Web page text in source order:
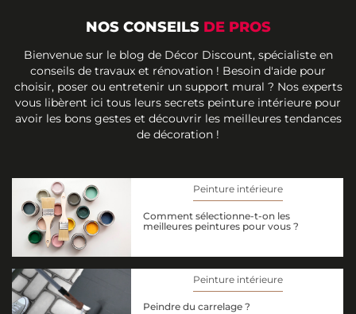
NOS CONSEILS DE PROS
Bienvenue sur le blog de Décor Discount, spécialiste en
conseils de travaux et rénovation ! Besoin d'aide pour
choisir, poser ou entretenir un support mural ? Nos experts
vous libèrent ici tous leurs secrets peinture intérieure pour
avoir les bons gestes et découvrir les meilleures tendances
de décoration !
Peinture intérieure
Comment sélectionne-t-on les
meilleures peintures pour vous ?
Peinture intérieure
Peindre du carrelage ?